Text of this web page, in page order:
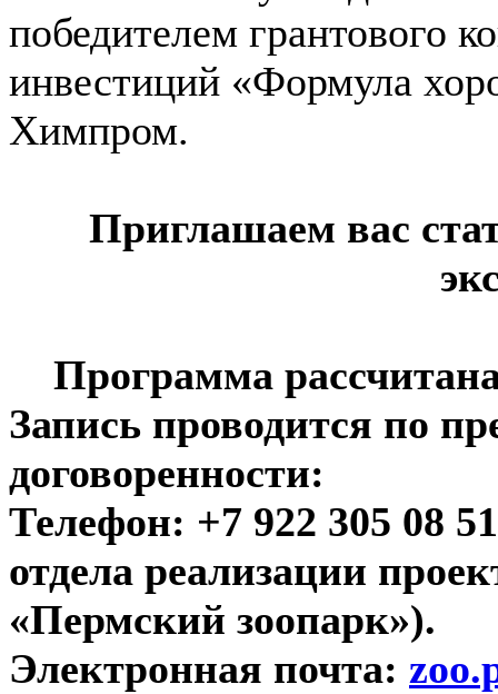
победителем грантового
инвестиций «Формула
Химпром.
Приглашаем вас
Программа
Запись проводится по
договоренности:
Телефон: +7 922 305 08
отдела реализации
«Пермский зоопарк»).
Электронная почта: